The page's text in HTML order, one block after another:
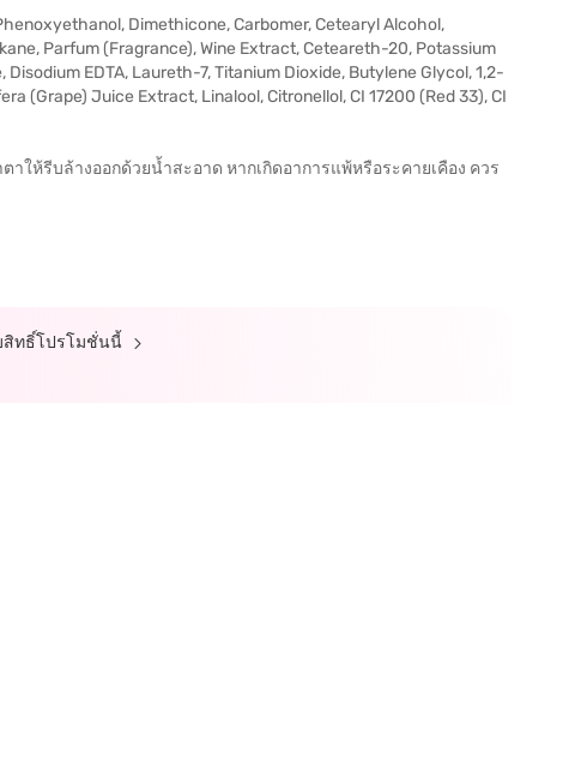
Dimethicone, Carbomer, Cetearyl Alcohol,
Parfum (Fragrance), Wine Extract, Ceteareth-20, Potassium
EDTA, Laureth-7, Titanium Dioxide, Butylene Glycol, 1,2-
(Grape) Juice Extract, Linalool, Citronellol, CI 17200 (Red 33), CI
าให้รีบล้างออกด้วยน้ำสะอาด หากเกิดอาการแพ้หรือระคายเคือง ควร
สิทธิ์โปรโมชั่นนี้